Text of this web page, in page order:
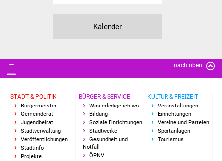
Kalender
nach oben
STADT & POLITIK
Bürgermeister
Gemeinderat
Jugendbeirat
Stadtverwaltung
Veröffentlichungen
Stadtinfo
Projekte
BÜRGER & SERVICE
Was erledige ich wo
Bildung
Soziale Einrichtungen
Stadtwerke
Gesundheit und
Notfall
ÖPNV
KULTUR & FREIZEIT
Veranstaltungen
Einrichtungen
Vereine und Parteien
Sportanlagen
Tourismus